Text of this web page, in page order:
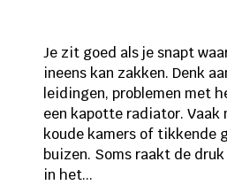
Je zit goed als je snapt
ineens kan zakken. Denk
leidingen, problemen met
een kapotte radiator. Vaak
koude kamers of tikkende
buizen. Soms raakt de
in het...